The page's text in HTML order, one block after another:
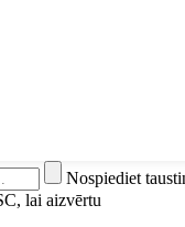
Nospiediet
lai aizvērtu